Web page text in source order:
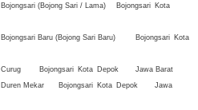
Bojongsari (Bojong Sari / Lama) Bojongsari Kota
Bojongsari Baru (Bojong Sari Baru) Bojongsari Kota
Curug Bojongsari Kota Depok
Jawa Barat
Duren Mekar Bojongsari Kota Depok
Jawa